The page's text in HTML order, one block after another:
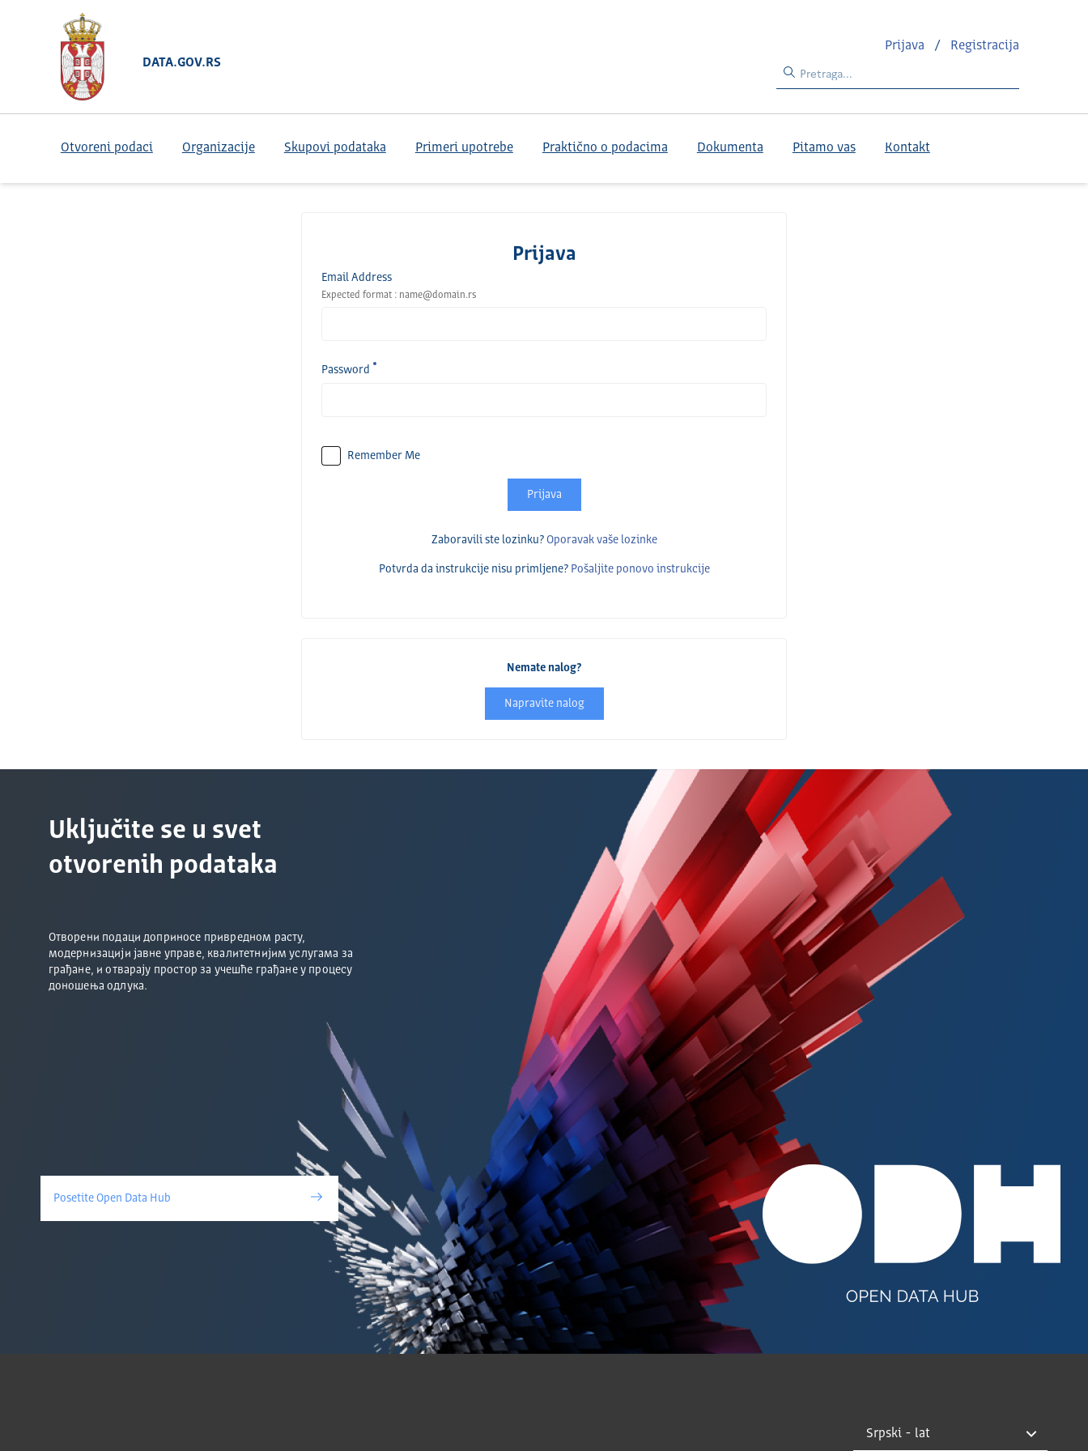
DATA.GOV.RS
Prijava / Registracija
Otvoreni podaci Organizacije Skupovi podataka Primeri upotrebe Praktično o podacima Dokumenta Pitamo vas Kontakt
Prijava
Email Address
Expected format : name@domain.rs
Password
Remember Me
Prijava
Zaboravili ste lozinku? Oporavak vaše lozinke
Potvrda da instrukcije nisu primlјene? Pošalјite ponovo instrukcije
Nemate nalog?
Napravite nalog
Uključite se u svet
otvorenih podataka
Отворени подаци доприносе привредном расту,
модернизацији јавне управе, квалитетнијим услугама за
грађане, и отварају простор за учешће грађане у процесу
доношења одлука.
Posetite Open Data Hub